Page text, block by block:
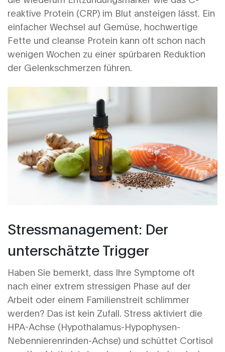
reaktive Protein (CRP) im Blut ansteigen lässt. Ein
einfacher Wechsel auf Gemüse, hochwertige
Fette und cleanse Protein kann oft schon nach
wenigen Wochen zu einer spürbaren Reduktion
der Gelenkschmerzen führen.
Stressmanagement: Der
unterschätzte Trigger
Haben Sie bemerkt, dass Ihre Symptome oft
nach einer extrem stressigen Phase auf der
Arbeit oder einem Familienstreit schlimmer
werden? Das ist kein Zufall. Stress aktiviert die
HPA-Achse (Hypothalamus-Hypophysen-
Nebennierenrinden-Achse) und schüttet Cortisol